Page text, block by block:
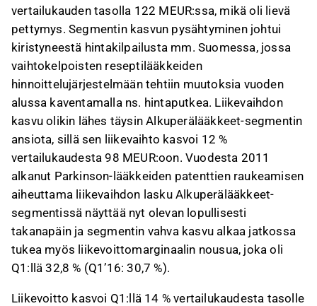
vertailukauden tasolla 122 MEUR:ssa, mikä oli lievä
pettymys. Segmentin kasvun pysähtyminen johtui
kiristyneestä hintakilpailusta mm. Suomessa, jossa
vaihtokelpoisten reseptilääkkeiden
hinnoittelujärjestelmään tehtiin muutoksia vuoden
alussa kaventamalla ns. hintaputkea. Liikevaihdon
kasvu olikin lähes täysin Alkuperälääkkeet-segmentin
ansiota, sillä sen liikevaihto kasvoi 12 %
vertailukaudesta 98 MEUR:oon. Vuodesta 2011
alkanut Parkinson-lääkkeiden patenttien raukeamisen
aiheuttama liikevaihdon lasku Alkuperälääkkeet-
segmentissä näyttää nyt olevan lopullisesti
takanapäin ja segmentin vahva kasvu alkaa jatkossa
tukea myös liikevoittomarginaalin nousua, joka oli
Q1:llä 32,8 % (Q1’16: 30,7 %).
Liikevoitto kasvoi Q1:llä 14 % vertailukaudesta tasolle